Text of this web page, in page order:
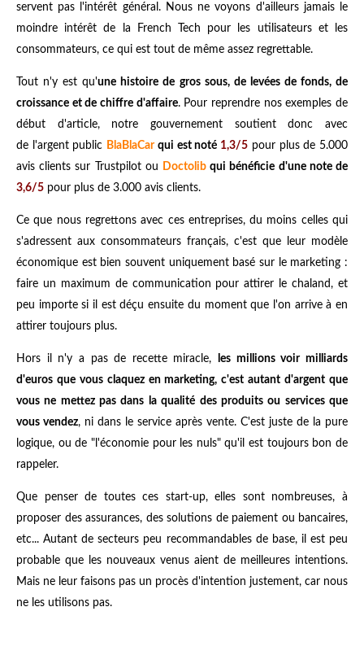
servent pas l'intérêt général. Nous ne voyons d'ailleurs jamais le
moindre intérêt de la French Tech pour les utilisateurs et les
consommateurs, ce qui est tout de même assez regrettable.
Tout n'y est qu'une histoire de gros sous, de levées de fonds, de
croissance et de chiffre d'affaire. Pour reprendre nos exemples de
début d'article, notre gouvernement soutient donc avec
de l'argent public BlaBlaCarqui est noté 1,3/5 pour plus de 5.000
avis clients sur Trustpilot ou
Doctolib qui bénéficie d'une note de
3,6/5 pour plus de 3.000 avis clients.
Ce que nous regrettons avec ces entreprises, du moins celles qui
s'adressent aux consommateurs français, c'est que leur modèle
économique est bien souvent uniquement basé sur le marketing :
faire un maximum de communication pour attirer le chaland, et
peu importe si il est déçu ensuite du moment que l'on arrive à en
attirer toujours plus.
Hors il n'y a pas de recette miracle,
les millions voir milliards
d'euros que vous claquez en marketing, c'est autant d'argent que
vous ne mettez pas dans la qualité des produits ou services que
vous vendez, ni dans le service après vente. C'est juste de la pure
logique, ou de "l'économie pour les nuls" qu'il est toujours bon de
rappeler.
Que penser de toutes ces start-up, elles sont nombreuses, à
proposer des assurances, des solutions de paiement ou bancaires,
etc... Autant de secteurs peu recommandables de base, il est peu
probable que les nouveaux venus aient de meilleures intentions.
Mais ne leur faisons pas un procès d'intention justement, car nous
ne les utilisons pas.